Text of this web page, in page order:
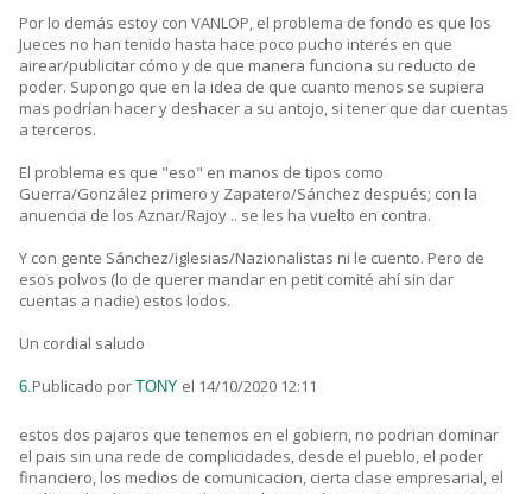
Por lo demás estoy con VANLOP, el problema de fondo es que los
Jueces no han tenido hasta hace poco pucho interés en que
airear/publicitar cómo y de que manera funciona su reducto de
poder. Supongo que en la idea de que cuanto menos se supiera
mas podrían hacer y deshacer a su antojo, si tener que dar cuentas
a terceros.
El problema es que "eso" en manos de tipos como
Guerra/González primero y Zapatero/Sánchez después; con la
anuencia de los Aznar/Rajoy .. se les ha vuelto en contra.
Y con gente Sánchez/iglesias/Nazionalistas ni le cuento. Pero de
esos polvos (lo de querer mandar en petit comité ahí sin dar
cuentas a nadie) estos lodos.
Un cordial saludo
6. Publicado por TONY el 14/10/2020 12:11
estos dos pajaros que tenemos en el gobiern, no podrian dominar
el pais sin una rede de complicidades, desde el pueblo, el poder
financiero, los medios de comunicacion, cierta clase empresarial, el